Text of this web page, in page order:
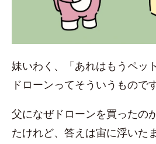
妹いわく、「あれはもうペッ
ドローンってそういうもので
父になぜドローンを買ったの
たけれど、答えは宙に浮いた